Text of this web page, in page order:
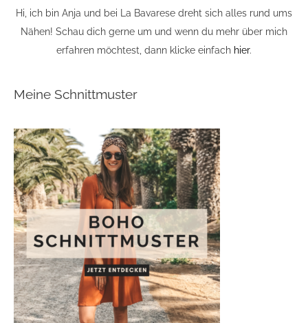
Hi, ich bin Anja und bei La Bavarese dreht sich alles rund ums
Nähen! Schau dich gerne um und wenn du mehr über mich
erfahren möchtest, dann klicke einfach hier.
Meine Schnittmuster